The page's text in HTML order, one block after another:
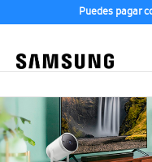
Puedes pagar